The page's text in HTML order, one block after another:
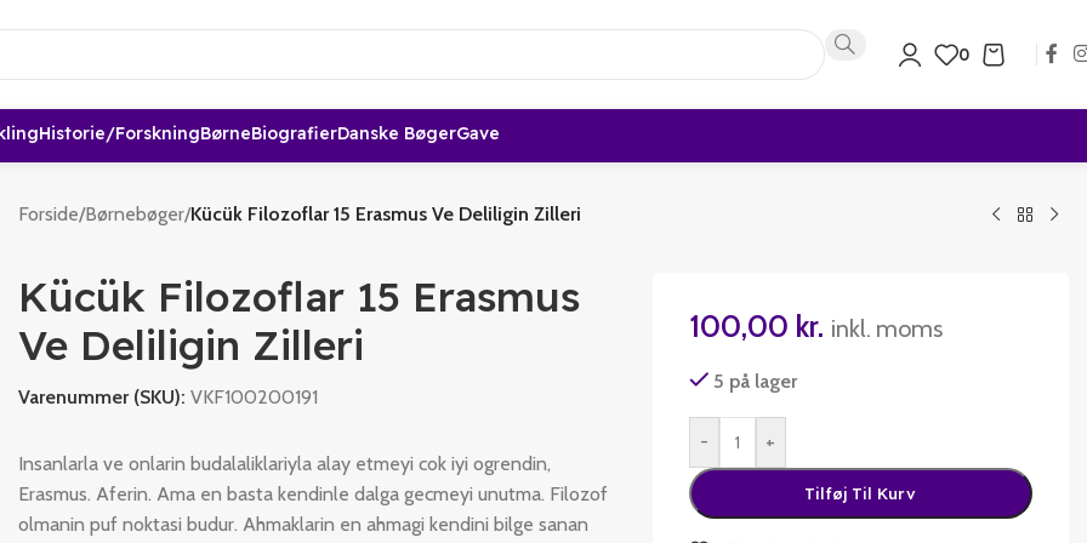
0
Historie/forskningBørneBiografierDanske BøgerGave
Forside/Børnebøger/Kücük Filozoflar 15 Erasmus Ve Deliligin Zilleri
Kücük Filozoflar 15 Erasmus
Ve Deliligin Zilleri
Varenummer (SKU): VKF100200191
Insanlarla ve onlarin budalaliklariyla alay etmeyi cok iyi ogrendin,
Erasmus. Aferin. Ama en basta kendinle dalga gecmeyi unutma. Filozof
olmanin puf noktasi budur. Ahmaklarin en ahmagi kendini bilge sanan
100,00 kr. inkl. moms
5 på lager
- +
Tilføj Til Kurv